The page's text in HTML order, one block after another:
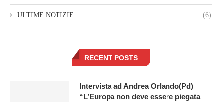
ULTIME NOTIZIE (6)
RECENT POSTS
Intervista ad Andrea Orlando(Pd)
“L’Europa non deve essere piegata